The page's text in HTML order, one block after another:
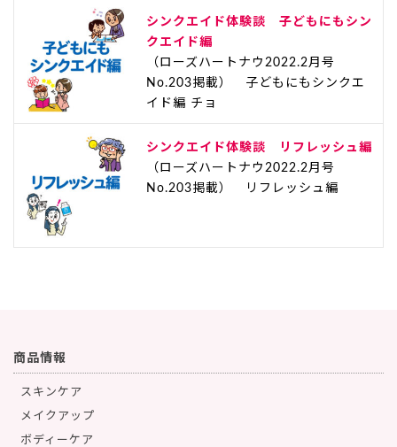
シンクエイド体験談 子どもにもシン
クエイド編
（ローズハートナウ2022.2月号
No.203掲載） 子どもにもシンクエ
イド編 チョ
シンクエイド体験談 リフレッシュ編
（ローズハートナウ2022.2月号
No.203掲載） リフレッシュ編
商品情報
スキンケア
メイクアップ
ボディーケア